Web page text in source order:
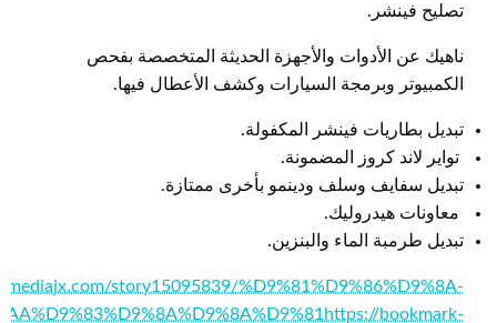
تصليح فينشر.
ناهيك عن الأدوات والأجهزة الحديثة المتخصصة بفحص
الكمبيوتر وبرمجة السيارات وكشف الأعطال فيها.
تبديل بطاريات فينشر المكفولة.
تواير لاند كروز المضمونة.
تبديل سفايف وسلف ودينمو بأخرى ممتازة.
معاونات هيدروليك.
تبديل طرمبة الماء والبنزين.
mediajx.com/story15095839/%D9%81%D9%86%D9%8A-
https://bookmark-